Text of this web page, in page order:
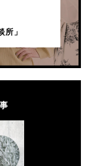
」